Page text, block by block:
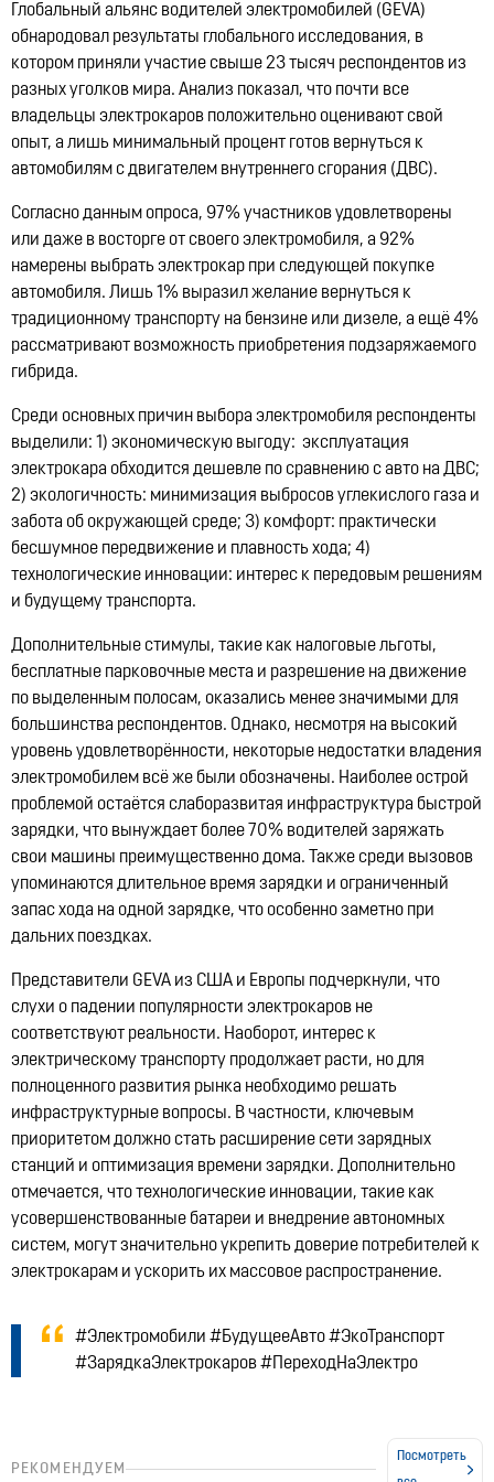
Глобальный альянс водителей электромобилей (GEVA)
обнародовал результаты глобального исследования, в
котором приняли участие свыше 23 тысяч респондентов из
разных уголков мира. Анализ показал, что почти все
владельцы электрокаров положительно оценивают свой
опыт, а лишь минимальный процент готов вернуться к
автомобилям с двигателем внутреннего сгорания (ДВС).
Согласно данным опроса, 97% участниковудовлетворены
или даже в восторге от своего электромобиля, а 92%
намерены выбрать электрокар при следующей покупке
автомобиля. Лишь 1% выразил желание вернуться к
традиционному транспорту на бензине или дизеле, а ещё4%
рассматривают возможность приобретения подзаряжаемого
гибрида.
Среди основных причин выбора электромобиля респонденты
выделили: 1) экономическую выгоду: эксплуатация
электрокара обходится дешевле по сравнению с авто на ДВС;
2) экологичность: минимизация выбросов углекислого газа и
забота об окружающей среде; 3) комфорт: практически
бесшумное передвижение и плавность хода; 4)
технологические инновации: интерес к передовым решениям
и будущему транспорта.
Дополнительные стимулы, такие как налоговые льготы,
бесплатные парковочные места и разрешение на движение
по выделенным полосам, оказались менее значимыми для
большинства респондентов. Однако, несмотря на высокий
уровень удовлетворённости, некоторые недостатки владения
электромобилем всё же были обозначены. Наиболее острой
проблемой остаётся слаборазвитая инфраструктура быстрой
зарядки, что вынуждает более 70% водителей заряжать
свои машины преимущественно дома. Также среди вызовов
упоминаются длительное время зарядки и ограниченный
запас хода на одной зарядке, что особенно заметно при
дальних поездках.
Представители GEVA из США и Европы подчеркнули, что
слухи о падении популярности электрокаров не
соответствуют реальности. Наоборот, интерес к
электрическому транспорту продолжает расти, но для
полноценного развития рынка необходимо решать
инфраструктурные вопросы. В частности, ключевым
приоритетом должно стать расширение сети зарядных
станций и оптимизация времени зарядки. Дополнительно
отмечается, что технологические инновации, такие как
усовершенствованные батареи и внедрение автономных
систем, могут значительно укрепить доверие потребителей к
электрокарам и ускорить их массовое распространение.
#Электромобили #БудущееАвто #ЭкоТранспорт
#ЗарядкаЭлектрокаров #ПереходНаЭлектро
12:21, 14.07.2026 10321
РЕКОМЕНДУЕМ
Посмотреть